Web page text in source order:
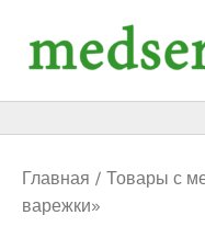
содержимому
Главная / Товары с
варежки»